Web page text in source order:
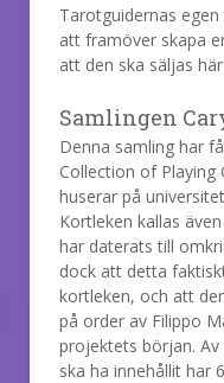
Tarotguidernas
att framöver skapa
att den ska säljas
Samlingen
Denna samling har
Collection of Playing
huserar på
Kortleken kallas
har daterats till
dock att detta
kortleken, och att
på order av Filippo
projektets början.
ska ha innehållit har